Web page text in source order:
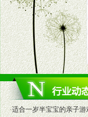
专业的孕婴童媒体、杂志
4、专业完善的售后服务
5、确保经销商相应区域
6、实施经营管理支持，
7、严格控制价格的波动
8、提供合理的退换货保
9、及时有力的推出各种
拉宝、海报、试用装等）
10、提供信息支持，使经
11、提供方便、快捷、灵
·适合一岁半宝宝的亲子游